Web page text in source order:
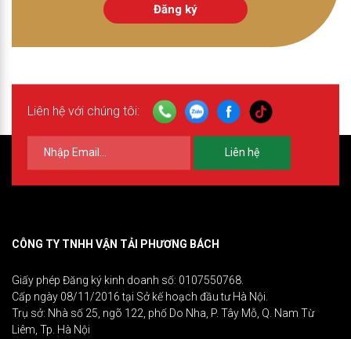
Đăng ký
Liên hệ với chúng tôi:
Liên hệ
CÔNG TY TNHH VẬN TẢI PHƯƠNG BÁCH
Giấy phép Đăng ký kinh doanh số: 0107550768.
Cấp ngày 08/11/2016 tại Sở kế hoạch đầu tư Hà Nội.
Trụ sở: Nhà số 25, ngõ 122, phố Do Nha, P. Tây Mỗ, Q. Nam Từ
Liêm, Tp. Hà Nội